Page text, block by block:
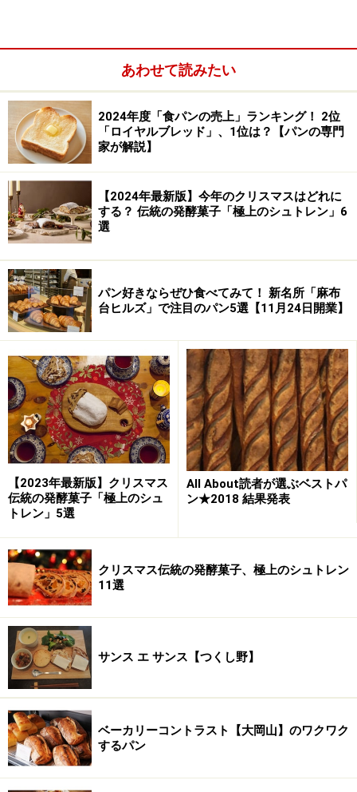
月水金に焼かれるずっしりしたライ麦パンは酸味を感じ
させず、バゲットのようにどんな食事ともよく合いま
す。ライ麦を50％配合しています。
ハード系のパンではクランベリーとヘーゼルナッツの入
ったカンパーニュもナッツの香りが洒落ていて、おすす
めです。
惣菜パンではルッコラを使ったピザやローズマリーのフ
ォカッチャなども良いですが、街のパン屋さんの定番、
カレーパンがまた美味しいのです。 自家製のカレーは豚
肉、ナス、ポテト入りでこっくりとした辛さです。
次はスウィートな菓子パンをご紹介します。
※記事内容は執筆時点のものです。最新の内容をご確認くださ
い。
※メニューや料金などのデータは、取材時または記事公開時点で
の内容です。
次のページへ
あわせて読みたい
2024年度「食パンの売上」ランキング！ 2位
「ロイヤルブレッド」、1位は？【パンの専門
家が解説】
【2024年最新版】今年のクリスマスはどれに
する？ 伝統の発酵菓子「極上のシュトレン」6
選
パン好きならぜひ食べてみて！ 新名所「麻布
台ヒルズ」で注目のパン5選【11月24日開業】
【2023年最新版】クリスマス
伝統の発酵菓子「極上のシュ
トレン」5選
All About読者が選ぶベストパ
ン★2018 結果発表
クリスマス伝統の発酵菓子、極上のシュトレン
11選
サンス エ サンス【つくし野】
ベーカリーコントラスト【大岡山】のワクワク
するパン